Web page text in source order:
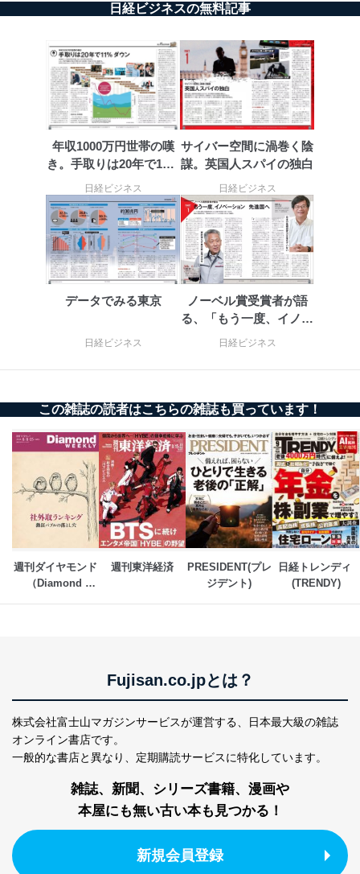
析して、趣味・嗜好に
広告のため
2
当社にお問合わせ
いただいた方の個
人情報
お問い合わせ対応、トラブル対
処、オペレーター教育など応対品
質向上のため
3
当社カスタマーQ＆
Aサービス利用者
カスタマーQ＆Aサイトの投稿内容
の確認のため
ｅメール等によるカスタマーQ＆A
サイトのサービス内容のご案内の
ため
ス、キャンペーン等の広告に関す
るご案内のため
4
採用応募者の方の
個人情報
採用選考、ご連絡のため
5
当社の従業者の個
人情報
人事、総務などの雇用管理等のた
め
企業）からの委託
等をご利用の方の
提携企業及びお客様がご購入され
た商品の発売元企業からのｅメー
サービス、キャンペーン等の広告
7
SNS公式アカウン
トに登録された方
の個人情報
お問い合わせ対応、トラブル対
質向上のため
その他当社のプライバシーポリシ
ー等にて公表する利用目的達成の
ため
※上記の利用目的のうちNo.1～5については保有個人デ
ータ（開示対象個人情報）の利用目的であり、下記4.の
開示等のご請求に対応させていただきます。
各SNS運営会社様にご請求いただきますようお願い致し
ます。
ません。ただし、次の場合は除きます。
法令に基づく場合
場合であって、本人の同意を得ることが困難であると
き。
公衆衛生の向上または児童の健全な育成の推進のため
とが困難である場合。
国の機関もしくは地方公共団体またはその委託を受け
た者が法令の定める事務を遂行することに対して協力
により当該事務の遂行に支障を及ぼすおそれがあると
日経ビジネスの無料記事
年収1000万円世帯の嘆
き。手取りは20年で11%
ダウン
日経ビジネス
サイバー空間に渦巻く陰
謀。英国人スパイの独白
日経ビジネス
データでみる東京
日経ビジネス
ノーベル賞受賞者が語
る、「もう一度、イノベ
ーション先進国へ」
日経ビジネス
この雑誌の読者はこちらの雑誌も買っています！
週刊ダイヤモンド
（Diamond
週刊東洋経済
PRESIDENT(プレ
ジデント)
日経トレンディ
(TRENDY)
Fujisan.co.jpとは？
株式会社富士山マガジンサービスが運営する、
日本最大級の雑誌
オンライン書店です。
一般的な書店と異なり、 定期購読サービスに特化しています。
雑誌、新聞、シリーズ書籍、漫画や
本屋にも無い古い本も見つかる！
新規会員登録